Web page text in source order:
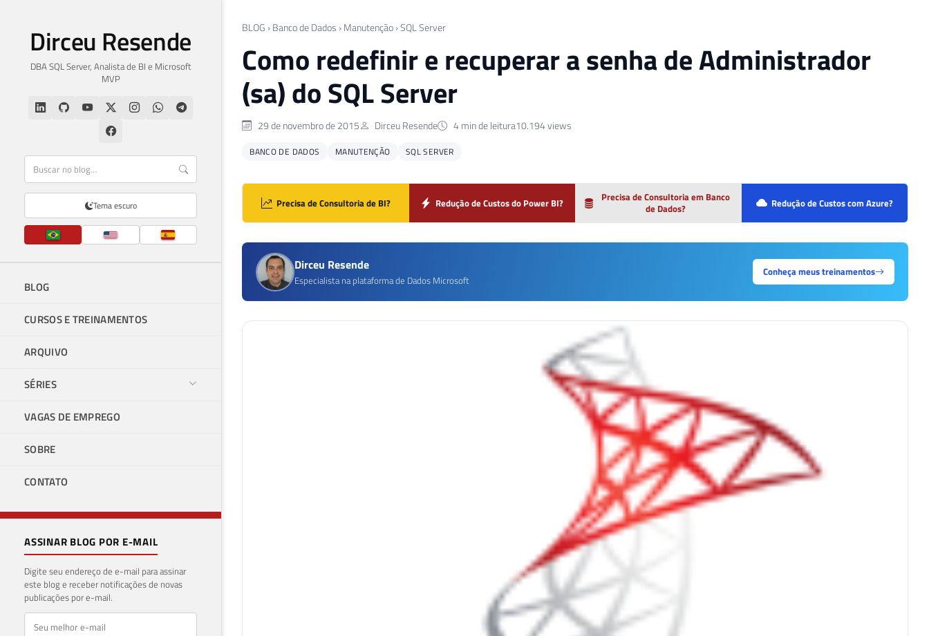
Dirceu Resende
DBA SQL Server, Analista de BI e Microsoft
MVP
Tema escuro
BLOG
CURSOS E TREINAMENTOS
ARQUIVO
SÉRIES
VAGAS DE EMPREGO
SOBRE
CONTATO
ASSINAR BLOG POR E-MAIL
Digite seu endereço de e-mail para assinar
este blog e receber notificações de novas
publicações por e-mail.
E-mail
BLOG › Banco de Dados › Manutenção ›SQL Server
Como redefinir e recuperar a senha de Administrador
(sa) do SQL Server
29 de novembro de 2015 Dirceu Resende 4 min de leitura10.194 views
BANCO DE DADOS MANUTENÇÃO SQL SERVER
Precisa de Consultoria de BI? Redução de Custos do Power BI?
Precisa de Consultoria em Banco
de Dados?
Redução de Custos com Azure?
Dirceu Resende
Especialista na plataforma de Dados Microsoft
Conheça meus treinamentos